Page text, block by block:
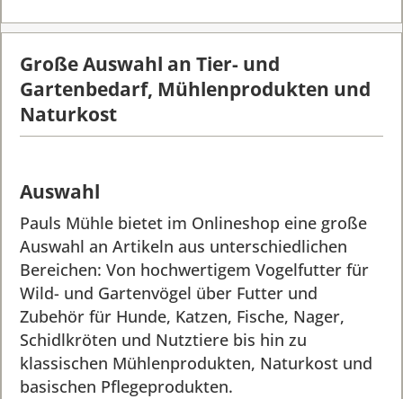
Große Auswahl an Tier- und
Gartenbedarf, Mühlenprodukten und
Naturkost
Auswahl
Pauls Mühle bietet im Onlineshop eine große
Auswahl an Artikeln aus unterschiedlichen
Bereichen: Von hochwertigem Vogelfutter für
Wild- und Gartenvögel über Futter und
Zubehör für Hunde, Katzen, Fische, Nager,
Schidlkröten und Nutztiere bis hin zu
klassischen Mühlenprodukten, Naturkost und
basischen Pflegeprodukten.